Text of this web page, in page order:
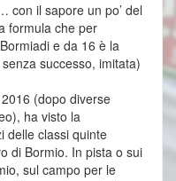
con il sapore un po’ del
formula che per
e da 16 è la
successo, imitata)
(dopo diverse
ha visto la
delle classi quinte
di Bormio. In pista o sui
sul campo per le